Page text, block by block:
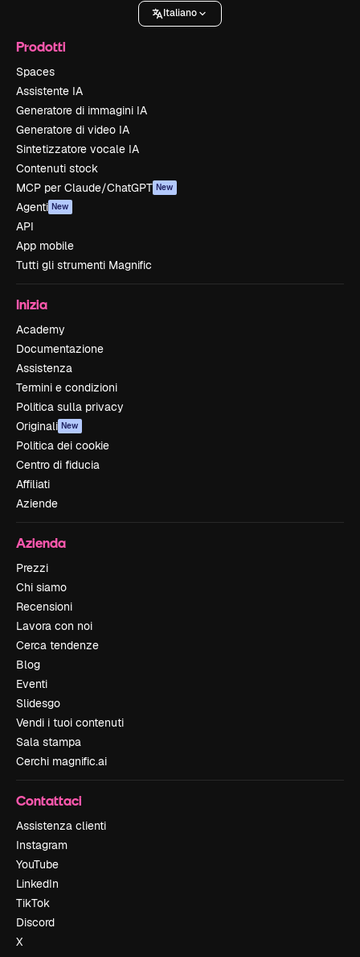
Italiano
Prodotti
Spaces
Assistente IA
Generatore di immagini IA
Generatore di video IA
Sintetizzatore vocale IA
Contenuti stock
MCP per Claude/ChatGPT New
Agenti New
API
App mobile
Tutti gli strumenti Magnific
Inizia
Academy
Documentazione
Assistenza
Termini e condizioni
Politica sulla privacy
Originali New
Politica dei cookie
Centro di fiducia
Affiliati
Aziende
Azienda
Prezzi
Chi siamo
Recensioni
Lavora con noi
Cerca tendenze
Blog
Eventi
Slidesgo
Vendi i tuoi contenuti
Sala stampa
Cerchi magnific.ai
Contattaci
Assistenza clienti
Instagram
YouTube
LinkedIn
TikTok
Discord
X